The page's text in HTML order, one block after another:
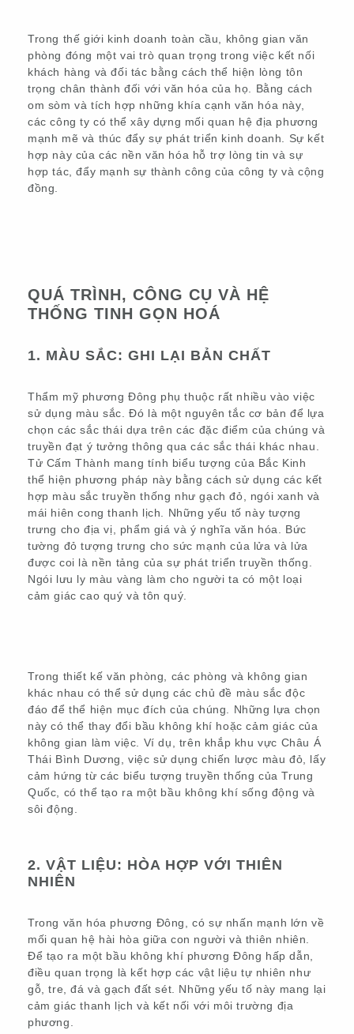
Trong thế giới kinh doanh toàn cầu, không gian văn
phòng đóng một vai trò quan trọng trong việc kết nối
khách hàng và đối tác bằng cách thể hiện lòng tôn
trọng chân thành đối với văn hóa của họ. Bằng cách
om sòm và tích hợp những khía cạnh văn hóa này,
các công ty có thể xây dựng mối quan hệ địa phương
mạnh mẽ và thúc đẩy sự phát triển kinh doanh. Sự kết
hợp này của các nền văn hóa hỗ trợ lòng tin và sự
hợp tác, đẩy mạnh sự thành công của công ty và cộng
đồng.
QUÁ TRÌNH, CÔNG CỤ VÀ HỆ
THỐNG TINH GỌN HOÁ
1. MÀU SẮC: GHI LẠI BẢN CHẤT
Thẩm mỹ phương Đông phụ thuộc rất nhiều vào việc
sử dụng màu sắc. Đó là một nguyên tắc cơ bản để lựa
chọn các sắc thái dựa trên các đặc điểm của chúng và
truyền đạt ý tưởng thông qua các sắc thái khác nhau.
Tử Cấm Thành mang tính biểu tượng của Bắc Kinh
thể hiện phương pháp này bằng cách sử dụng các kết
hợp màu sắc truyền thống như gạch đỏ, ngói xanh và
mái hiên cong thanh lịch. Những yếu tố này tượng
trưng cho địa vị, phẩm giá và ý nghĩa văn hóa. Bức
tường đỏ tượng trưng cho sức mạnh của lửa và lửa
được coi là nền tảng của sự phát triển truyền thống.
Ngói lưu ly màu vàng làm cho người ta có một loại
cảm giác cao quý và tôn quý.
Trong thiết kế văn phòng, các phòng và không gian
khác nhau có thể sử dụng các chủ đề màu sắc độc
đáo để thể hiện mục đích của chúng. Những lựa chọn
này có thể thay đổi bầu không khí hoặc cảm giác của
không gian làm việc. Ví dụ, trên khắp khu vực Châu Á
Thái Bình Dương, việc sử dụng chiến lược màu đỏ, lấy
cảm hứng từ các biểu tượng truyền thống của Trung
Quốc, có thể tạo ra một bầu không khí sống động và
sôi động.
2. VẬT LIỆU: HÒA HỢP VỚI THIÊN
NHIÊN
Trong văn hóa phương Đông, có sự nhấn mạnh lớn về
mối quan hệ hài hòa giữa con người và thiên nhiên.
Để tạo ra một bầu không khí phương Đông hấp dẫn,
điều quan trọng là kết hợp các vật liệu tự nhiên như
gỗ, tre, đá và gạch đất sét. Những yếu tố này mang lại
cảm giác thanh lịch và kết nối với môi trường địa
phương.